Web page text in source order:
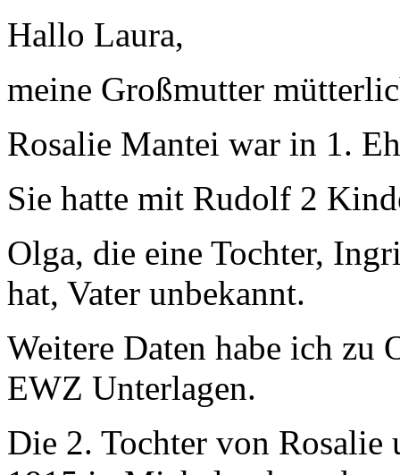
Hallo Laura,
meine Großmutter
Rosalie Mantei war in 1.
Sie hatte mit Rudolf 2
Olga, die eine Tochter,
hat, Vater unbekannt.
Weitere Daten habe ich zu
EWZ Unterlagen.
Die 2. Tochter von